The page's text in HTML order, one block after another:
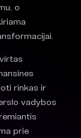
o
rinkas ir
vadybos
prie